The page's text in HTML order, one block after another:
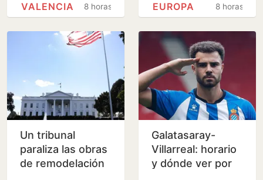
un piso de
8 horas
VALENCIA
plásticos la nueva
8 horas
EUROPA
Un tribunal
paraliza las obras
de remodelación
Galatasaray-
Villarreal: horario
y dónde ver por